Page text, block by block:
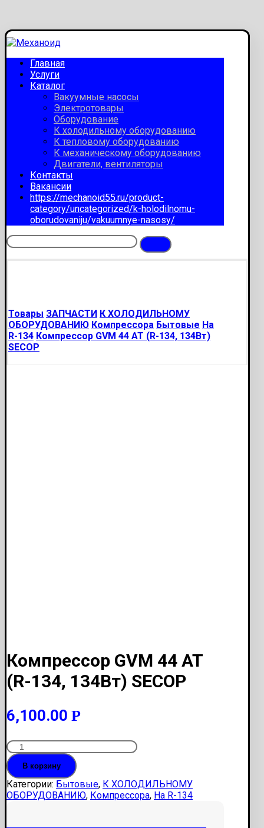
Главная
Услуги
Каталог
Вакуумные насосы
Электротовары
Оборудование
К холодильному оборудованию
К тепловому оборудованию
К механическому оборудованию
Двигатели, вентиляторы
Контакты
Вакансии
https://mechanoid55.ru/product-
category/uncategorized/k-holodilnomu-
oborudovaniju/vakuumnye-nasosy/
Товары ЗАПЧАСТИ К ХОЛОДИЛЬНОМУ
ОБОРУДОВАНИЮ Компрессора Бытовые На
R-134 Компрессор GVM 44 AT (R-134, 134Вт)
SECOP
Компрессор GVM 44 AT
(R-134, 134Вт) SECOP
6,100.00 Р
Количество
Компрессор
GVM
44
AT
(R-
В корзину
Категории: Бытовые, К ХОЛОДИЛЬНОМУ
ОБОРУДОВАНИЮ, Компрессора, На R-134